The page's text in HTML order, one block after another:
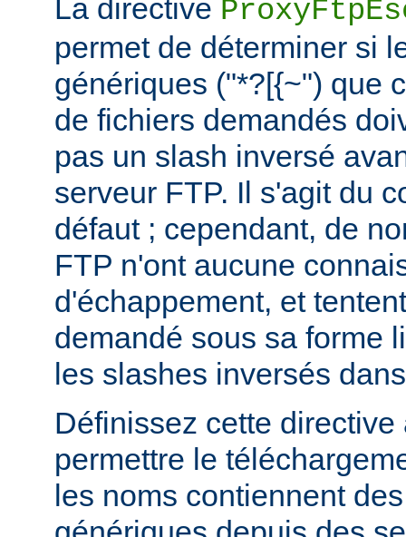
La directive
permet de déterminer si
génériques ("*?[{~") que
de fichiers demandés
pas un slash inversé
serveur FTP. Il s'agit du
défaut ; cependant, de
FTP n'ont aucune
d'échappement, et
demandé sous sa forme
les slashes inversés
Définissez cette directive
permettre le
les noms contiennent